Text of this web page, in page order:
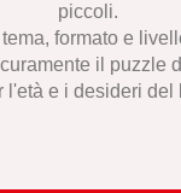
piccoli.
formato e
il puzzle
l'età e i desideri del